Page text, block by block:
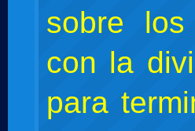
sobre
con la
para